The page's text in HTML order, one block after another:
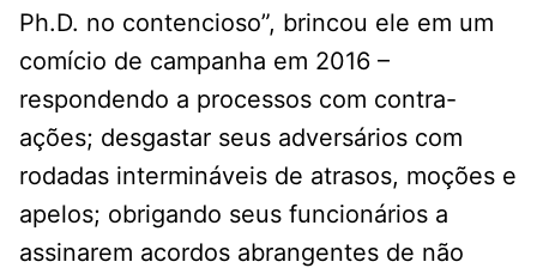
Ph.D. no contencioso”, brincou ele em um
comício de campanha em 2016 –
respondendo a processos com contra-
ações; desgastar seus adversários com
rodadas intermináveis ​​de atrasos, moções e
apelos; obrigando seus funcionários a
assinarem acordos abrangentes de não